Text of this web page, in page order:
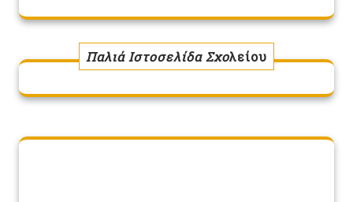
Παλιά Ιστοσελίδα Σχολείου